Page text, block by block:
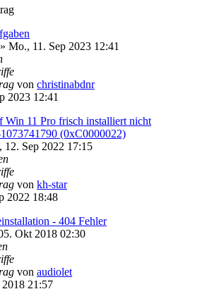
Mo., 11. Sep 2023 12:41
von christinabdnr
2023 12:41
Win 11 Pro frisch installiert nicht
(0xC0000022)
12. Sep 2022 17:15
von kh-star
2022 18:48
- 404 Fehler
Okt 2018 02:30
von audiolet
21:57